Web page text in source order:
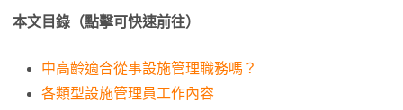
本文目錄（點擊可快速前往）
中高齡適合從事設施管理職務嗎？
各類型設施管理員工作內容